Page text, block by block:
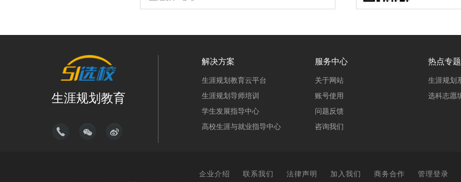
生涯规划教育
解决方案
生涯规划教育云平台
生涯规划导师培训
学生发展指导中心
高校生涯与就业指导中心
服务中心
关于网站
账号使用
问题反馈
咨询我们
热点专题
生涯规划
选科志愿
企业介绍 联系我们 法律声明 加入我们 商务合作 管理登录